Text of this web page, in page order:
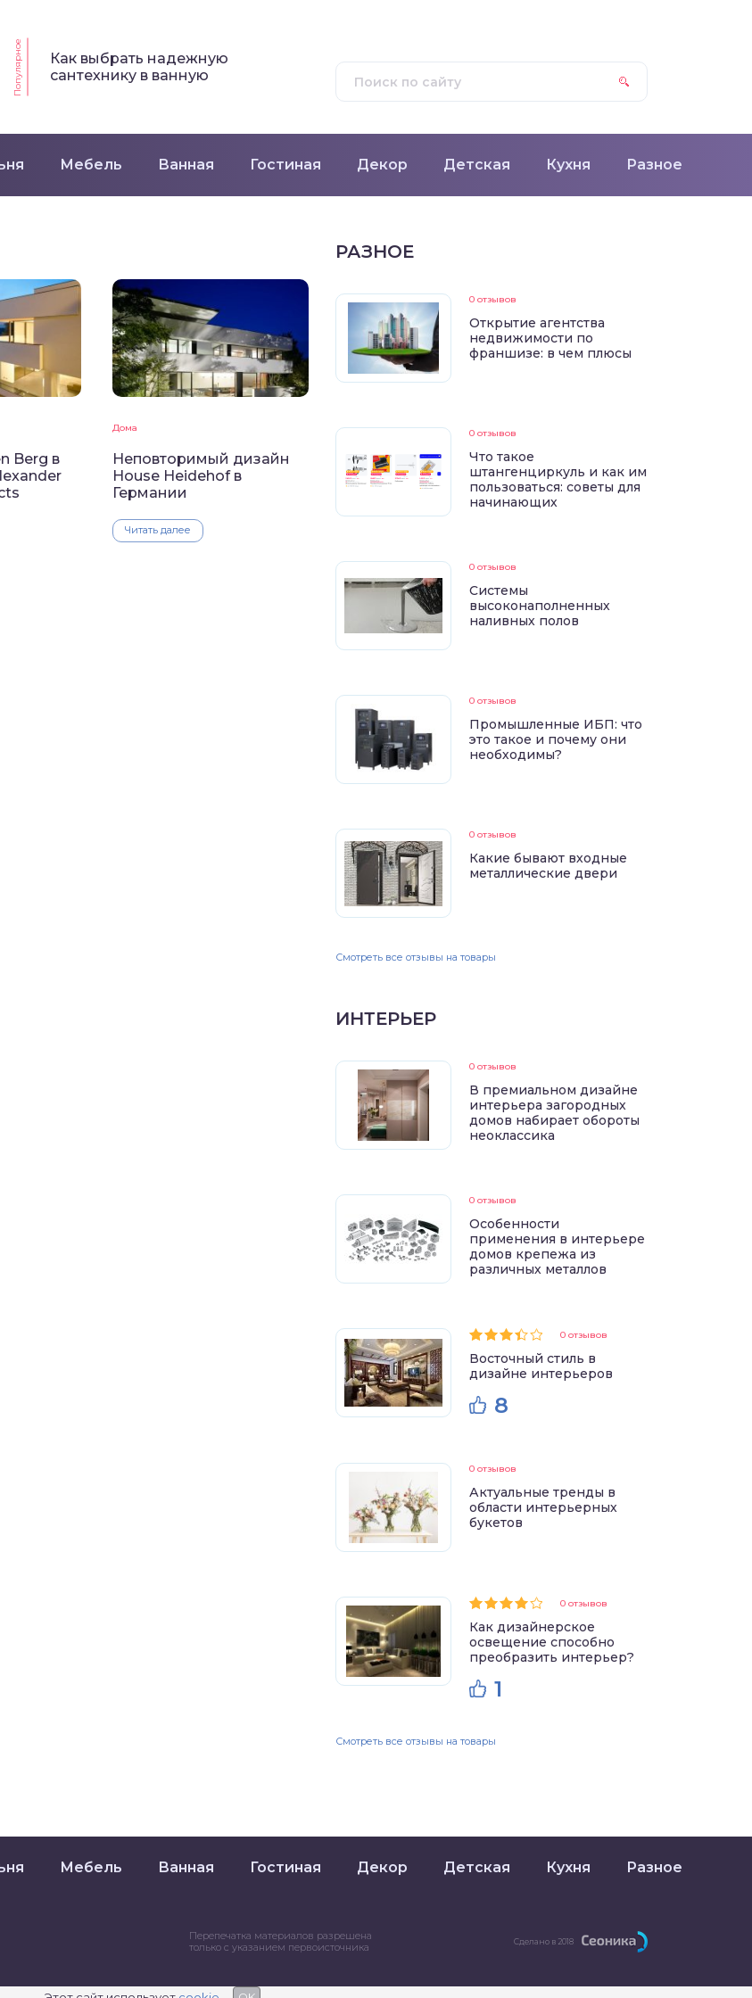
Популярное
Как выбрать надежную
сантехнику в ванную
Мебель Ванная Гостиная Декор Детская Кухня Разное
Berg в
Дома
Неповторимый дизайн
House Heidehof в
Германии
Читать далее
РАЗНОЕ
0 отзывов
Открытие агентства
недвижимости по
франшизе: в чем плюсы
0 отзывов
Что такое
штангенциркуль и как им
пользоваться: советы для
начинающих
0 отзывов
Системы
высоконаполненных
наливных полов
0 отзывов
Промышленные ИБП: что
это такое и почему они
необходимы?
0 отзывов
Какие бывают входные
металлические двери
Смотреть все отзывы на товары
ИНТЕРЬЕР
0 отзывов
В премиальном дизайне
интерьера загородных
домов набирает обороты
неоклассика
0 отзывов
Особенности
применения в интерьере
домов крепежа из
различных металлов
0 отзывов
Восточный стиль в
дизайне интерьеров
8
0 отзывов
Актуальные тренды в
области интерьерных
букетов
0 отзывов
Как дизайнерское
освещение способно
преобразить интерьер?
1
Смотреть все отзывы на товары
Мебель Ванная Гостиная Декор Детская Кухня Разное
Перепечатка материалов разрешена
только с указанием первоисточника
Сделано в 2018